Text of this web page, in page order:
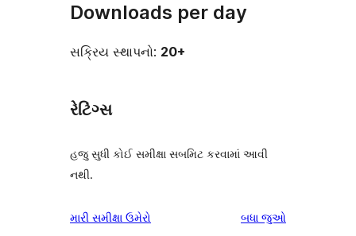
Downloads per day
સક્રિય સ્થાપનો: 20+
રેટિંગ્સ
હજુ સુધી કોઈ સમીક્ષા સબમિટ કરવામાં આવી
નથી.
મારી સમીક્ષા ઉમેરો બધા સમીક્ષાઓ
જુઓ